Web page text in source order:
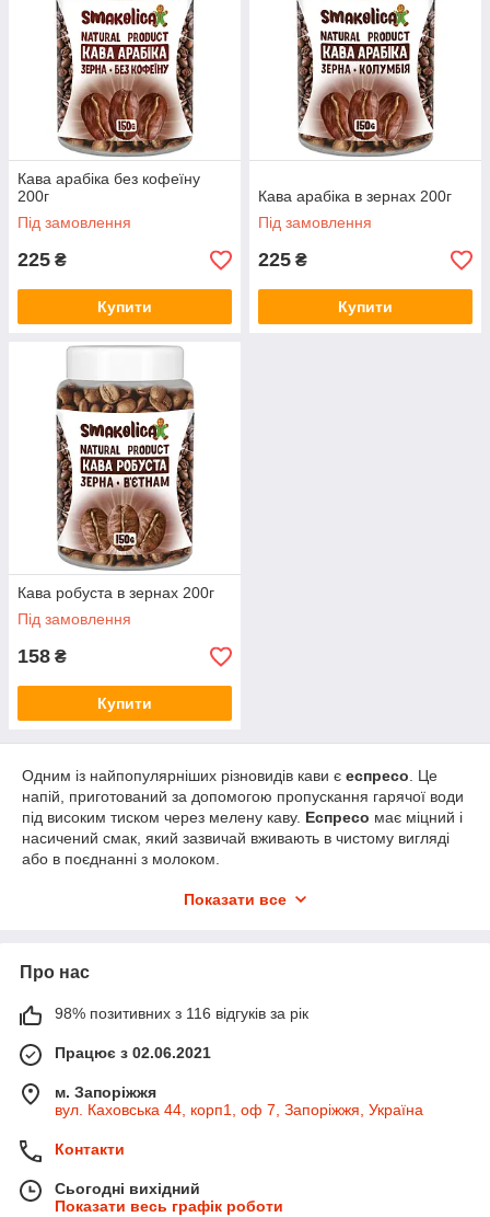
Кава арабіка без кофеїну
200г
Під замовлення
225 ₴
Купити
Кава арабіка в зернах 200г
Під замовлення
225 ₴
Купити
Кава робуста в зернах 200г
Під замовлення
158 ₴
Купити
Одним із найпопулярніших різновидів кави є еспресо . Це
напій, приготований за допомогою пропускання гарячої води
під високим тиском через мелену каву. Еспресо має міцний і
насичений смак, який зазвичай вживають в чистому вигляді
або в поєднанні з молоком.
пропонуємо оптові поставки в тарі великого обсягу. Для
напоєм. Замовити каву сорту робуста в роздріб або оптом від
перейшовши за цим посиланням.
Капучино
складається з рівних часток еспресо, молока та піни з
молока. Капучино має м'якший смак, ніж еспресо, і зазвичай
вживається вранці або всередині дня.
має м'якший смак, ніж еспресо, і зазвичай подається у
великих склянках. Цей різновид кави популярний у всьому
світі та вживається як вранці, так і впродовж дня.
Показати все
Про нас
98% позитивних з 116 відгуків за рік
Працює з 02.06.2021
м. Запоріжжя
вул. Каховська 44, корп1, оф 7, Запоріжжя, Україна
Контакти
Сьогодні вихідний
Показати весь графік роботи